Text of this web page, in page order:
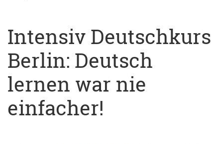
Intensiv Deutschkurs
Berlin: Deutsch
lernen war nie
einfacher!